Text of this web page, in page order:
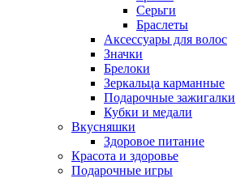
Серьги
Браслеты
Аксессуары для волос
Значки
Брелоки
Зеркальца карманные
Подарочные зажигалки
Кубки и медали
Вкусняшки
Здоровое питание
Красота и здоровье
Подарочные игры